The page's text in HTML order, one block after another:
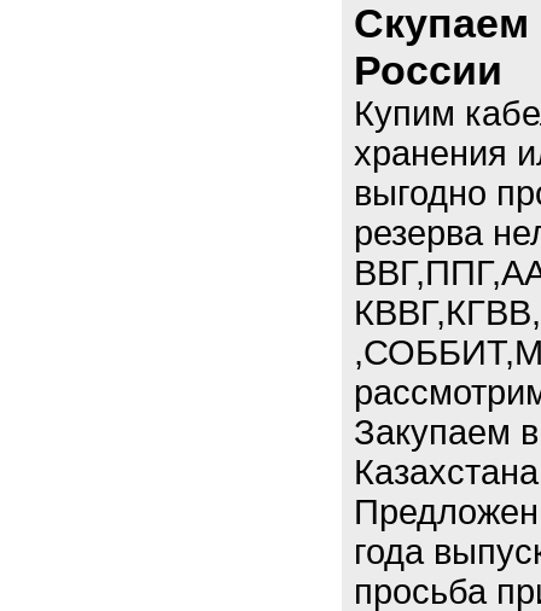
Скупаем
России
Купим
хранения
выгодно
резерва
Закупаем
года
просьба